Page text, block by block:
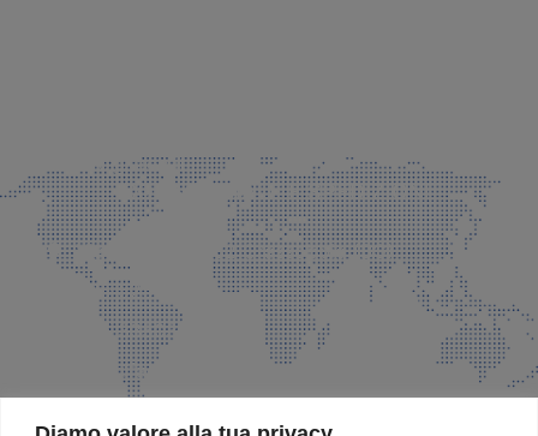
info@faeg.it
COMMERCIALE E SPEDIZIONI
Via Padre Elzi, 32 Grassobbio (BG)
035 525015
035 335037
info@faeg.it
SITE MAP